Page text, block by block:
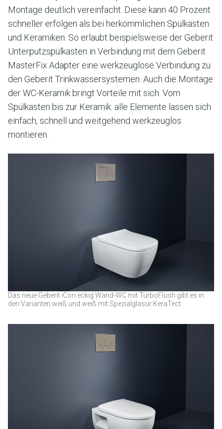
Montage deutlich vereinfacht. Diese kann 40 Prozent
schneller erfolgen als bei herkömmlichen Spülkästen
und Keramiken. So erlaubt beispielsweise der Geberit
Unterputzspülkasten in Verbindung mit dem Geberit
MasterFix Adapter eine werkzeuglose Verbindung zu
den Geberit Trinkwassersystemen. Auch die Montage
der WC-Keramik bringt Vorteile mit sich. Vom
Spülkasten bis zur Keramik: alle Elemente lassen sich
einfach, schnell und weitgehend werkzeuglos
montieren.
Das neue Geberit iCon eckig Wand-WC mit TurboFlush gibt es in
den Varianten weiß und weiß mit Spezialglasur KeraTect.